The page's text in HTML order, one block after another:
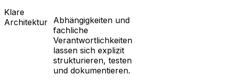
Klare
Architektur Abhängigkeiten und
fachliche
Verantwortlichkeiten
lassen sich explizit
strukturieren, testen
und dokumentieren.